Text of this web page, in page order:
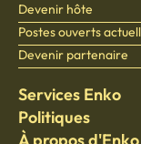
Services Enko
Trouver un logement
Literie
Politiques
Politique de
Devenir hôte
Postes ouverts
Devenir partenaire